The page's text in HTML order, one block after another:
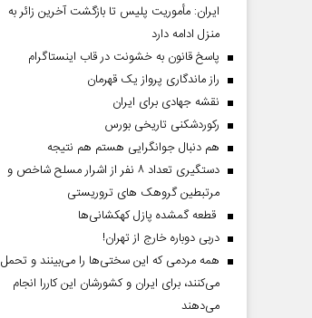
ایران­: مأموریت پلیس تا بازگشت آخرین زائر به
منزل ادامه دارد
پاسخ قانون به خشونت در قاب اینستاگرام
راز ماندگاری پرواز یک قهرمان
نقشه جهادی برای ایران
رکوردشکنی تاریخی بورس
هم دنبال جوانگرایی هستم هم نتیجه
دستگیری تعداد ۸ نفر از اشرار مسلح شاخص و
مرتبطین گروهک های تروریستی
قطعه گمشده پازل کهکشانی‌ها
دربی دوباره خارج از تهران!
همه مردمی که این سختی‌ها را می‌بینند و تحمل
می‌کنند، برای ایران و کشورشان این کاررا انجام
می‌دهند